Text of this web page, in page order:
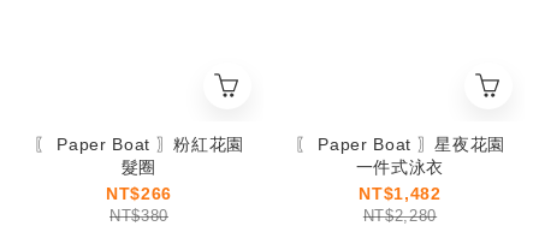
〖 Paper Boat 〗粉紅花園
髮圈
NT$266
NT$380
〖 Paper Boat 〗星夜花園
一件式泳衣
NT$1,482
NT$2,280